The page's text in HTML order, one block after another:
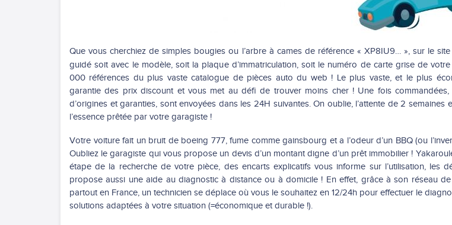
Que vous cherchiez de simples bougies ou l’arbre à cames de référence « XP8IU9… », sur le
guidé soit avec le modèle, soit la plaque d’immatriculation, soit le numéro de carte grise de
000 références du plus vaste catalogue de pièces auto du web ! Le plus vaste, et le plus
garantie des prix discount et vous met au défi de trouver moins cher ! Une fois commandées,
d’origines et garanties, sont envoyées dans les 24H suivantes. On oublie, l’attente de 2 semaines
l’essence prêtée par votre garagiste !
Votre voiture fait un bruit de boeing 777, fume comme gainsbourg et a l’odeur d’un BBQ (ou
Oubliez le garagiste qui vous propose un devis d’un montant digne d’un prêt immobilier !
étape de la recherche de votre pièce, des encarts explicatifs vous informe sur l’utilisation, les
propose aussi une aide au diagnostic à distance ou à domicile ! En effet, grâce à son réseau
partout en France, un technicien se déplace où vous le souhaitez en 12/24h pour effectuer le
solutions adaptées à votre situation (=économique et durable !).